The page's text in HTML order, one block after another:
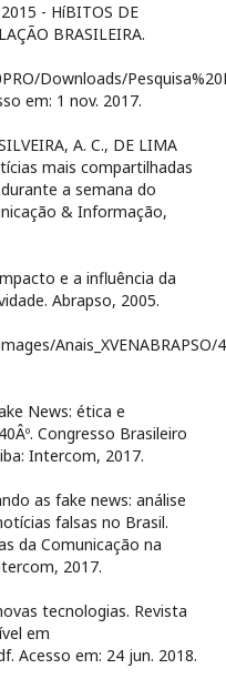
- HíBITOS DE
BRASILEIRA.
Downloads/
em: 1 nov. 2017.
A. C., DE LIMA
mais compartilhadas
a semana do
& Informação,
e a influência da
Abrapso, 2005.
News: ética e
Congresso Brasileiro
Intercom, 2017.
as fake news: análise
falsas no Brasil.
da Comunicação na
2017.
tecnologias. Revista
em
Acesso em: 24 jun. 2018.